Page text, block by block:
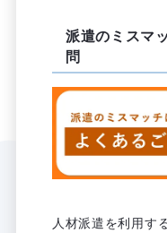
派遣のミスマ
問
人材派遣を利用す